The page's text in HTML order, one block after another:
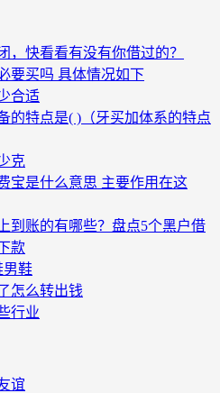
，快看看有没有你借过的？
要买吗 具体情况如下
合适
的特点是( )（牙买加体系的特点
克
宝是什么意思 主要作用在这
到账的有哪些？盘点5个黑户借
款
男鞋
怎么转出钱
行业
谊